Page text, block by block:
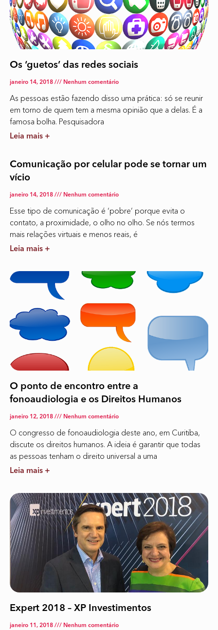
Os ‘guetos’ das redes sociais
janeiro 14, 2018 Nenhum comentário
As pessoas estão fazendo disso uma prática: só se reunir
em torno de quem tem a mesma opinião que a delas. É a
famosa bolha. Pesquisadora
Leia mais +
Comunicação por celular pode se tornar um
vício
janeiro 14, 2018 Nenhum comentário
Esse tipo de comunicação é ‘pobre’ porque evita o
contato, a proximidade, o olho no olho. Se nós termos
mais relações virtuais e menos reais, é
Leia mais +
O ponto de encontro entre a
fonoaudiologia e os Direitos Humanos
janeiro 12, 2018 Nenhum comentário
O congresso de fonoaudiologia deste ano, em Curitiba,
discute os direitos humanos. A ideia é garantir que todas
as pessoas tenham o direito universal a uma
Leia mais +
Expert 2018 – XP Investimentos
janeiro 11, 2018 Nenhum comentário